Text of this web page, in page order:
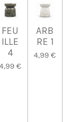
FEU
ILLE
4
€
ARB
RE 1
4,99 €